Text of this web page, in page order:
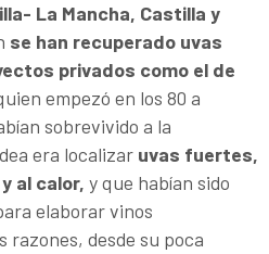
La Mancha, Castilla y
se han recuperado uvas
privados como el de
empezó en los 80 a
sobrevivido a la
era localizar uvas fuertes,
al calor, y que habían sido
elaborar vinos
desde su poca